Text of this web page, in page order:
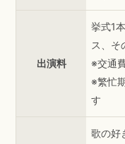
出演料
挙式1
ス、そ
※交通
※繁忙
す
歌の好